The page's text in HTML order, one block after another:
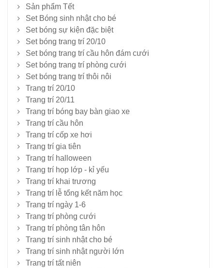
Sản phẩm Tết
Set Bóng sinh nhật cho bé
Set bóng sự kiện đặc biệt
Set bóng trang trí 20/10
Set bóng trang trí cầu hôn đám cưới
Set bóng trang trí phòng cưới
Set bóng trang trí thôi nôi
Trang trí 20/10
Trang trí 20/11
Trang trí bóng bay bàn giao xe
Trang trí cầu hôn
Trang trí cốp xe hơi
Trang trí gia tiên
Trang trí halloween
Trang trí họp lớp - kỉ yếu
Trang trí khai trương
Trang trí lễ tổng kết năm học
Trang trí ngày 1-6
Trang trí phòng cưới
Trang trí phòng tân hôn
Trang trí sinh nhật cho bé
Trang trí sinh nhật người lớn
Trang trí tất niên